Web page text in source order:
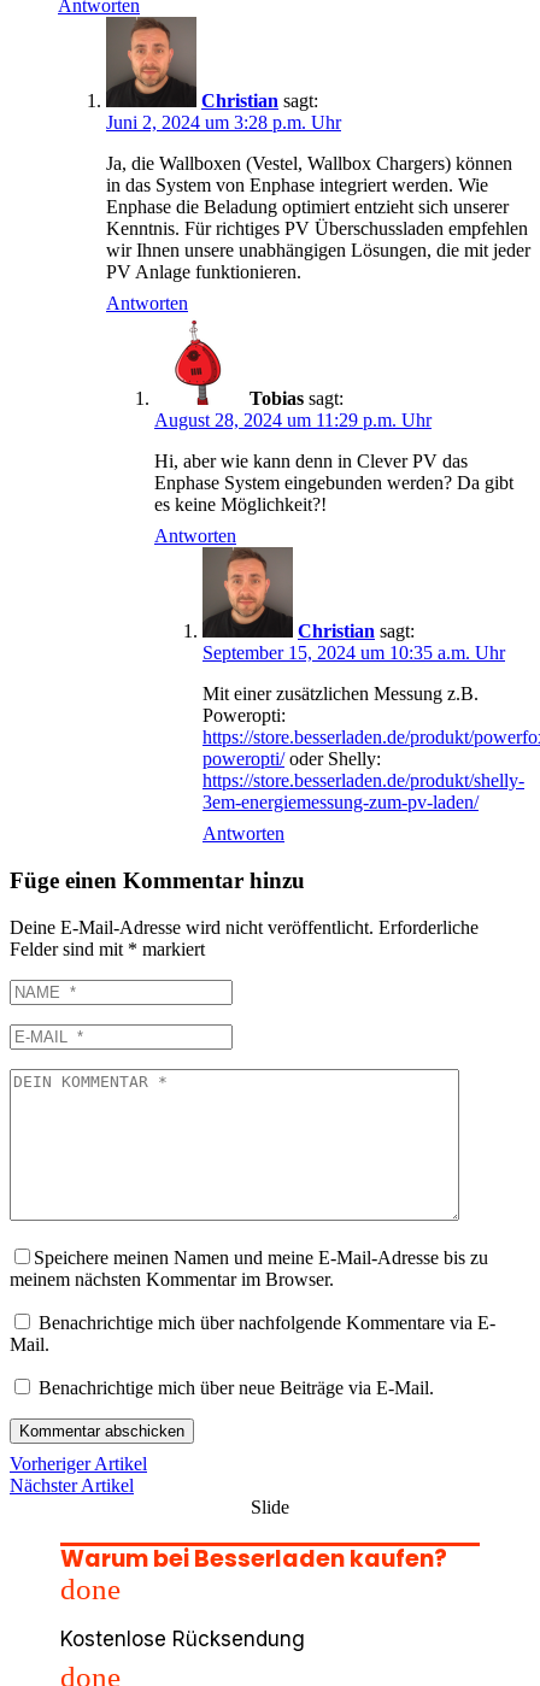
Antworten
Christian sagt:
Juni 2, 2024 um 3:28 p.m. Uhr
Ja, die Wallboxen (Vestel, Wallbox Chargers) können
in das System von Enphase integriert werden. Wie
Enphase die Beladung optimiert entzieht sich unserer
Kenntnis. Für richtiges PV Überschussladen empfehlen
wir Ihnen unsere unabhängigen Lösungen, die mit jeder
PV Anlage funktionieren.
Antworten
Tobias sagt:
August 28, 2024 um 11:29 p.m. Uhr
Hi, aber wie kann denn in Clever PV das
Enphase System eingebunden werden? Da gibt
es keine Möglichkeit?!
Antworten
Christian sagt:
September 15, 2024 um 10:35 a.m. Uhr
Mit einer zusätzlichen Messung z.B.
Poweropti:
https://store.besserladen.de/produkt/
poweropti/oder Shelly:
https://store.besserladen.de/produkt/shelly-
3em-energiemessung-zum-pv-laden/
Antworten
Füge einen Kommentar hinzu
Deine E-Mail-Adresse wird nicht veröffentlicht. Erforderliche
Felder sind mit * markiert
NAME
E-
MAIL
DEIN
Speichere meinen Namen und meine E-Mail-Adresse bis zu
meinem nächsten Kommentar im Browser.
Benachrichtige mich über nachfolgende Kommentare via E-
Mail.
Benachrichtige mich über neue Beiträge via E-Mail.
Vorheriger Artikel
Nächster Artikel
Slide
Warum bei Besserladen kaufen?
done
Kostenlose Rücksendung
done